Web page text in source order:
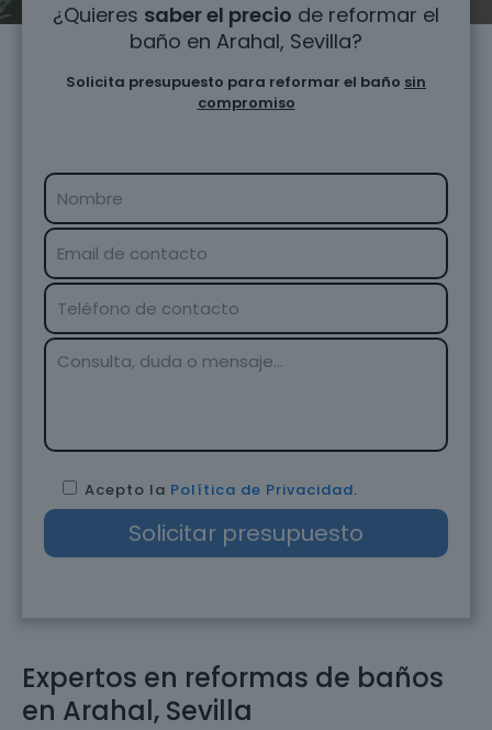
Expertos en reformas de baños
en Arahal, Sevilla
¿Quieres saber el precio de reformar el
baño en Arahal, Sevilla?
Solicita presupuesto para reformar el baño sin
compromiso
Acepto la Política de Privacidad.